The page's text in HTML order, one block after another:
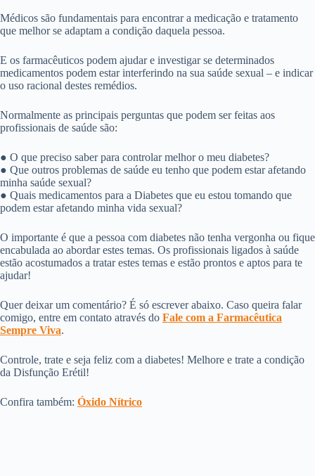
Médicos são fundamentais para encontrar a medicação e tratamento
que melhor se adaptam a condição daquela pessoa.
E os farmacêuticos podem ajudar e investigar se determinados
medicamentos podem estar interferindo na sua saúde sexual – e indicar
o uso racional destes remédios.
Normalmente as principais perguntas que podem ser feitas aos
profissionais de saúde são:
● O que preciso saber para controlar melhor o meu diabetes?
● Que outros problemas de saúde eu tenho que podem estar afetando
minha saúde sexual?
● Quais medicamentos para a Diabetes que eu estou tomando que
podem estar afetando minha vida sexual?
O importante é que a pessoa com diabetes não tenha vergonha ou fique
encabulada ao abordar estes temas. Os profissionais ligados à saúde
estão acostumados a tratar estes temas e estão prontos e aptos para te
ajudar!
Quer deixar um comentário? É só escrever abaixo. Caso queira falar
comigo, entre em contato através do Fale com a Farmacêutica
Sempre Viva.
Controle, trate e seja feliz com a diabetes! Melhore e trate a condição
da Disfunção Erétil!
Confira também: Óxido Nítrico